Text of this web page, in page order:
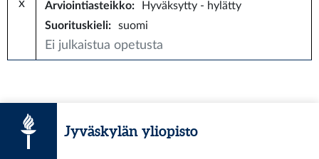
x
Arviointiasteikko:
Hyväksytty - hylätty
Suorituskieli: suomi
Ei julkaistua opetusta
Jyväskylän yliopisto